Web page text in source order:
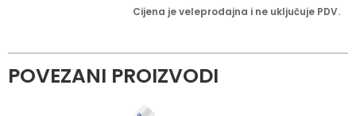
Cijena je veleprodajna i ne uključuje PDV.
POVEZANI PROIZVODI